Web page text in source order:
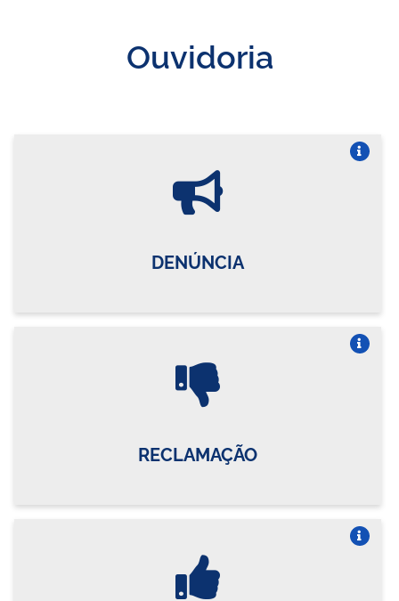
Ouvidoria
DENÚNCIA
RECLAMAÇÃO